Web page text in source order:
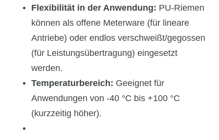
Flexibilität in der Anwendung: PU-Riemen
können als offene Meterware (für lineare
Antriebe) oder endlos verschweißt/gegossen
(für Leistungsübertragung) eingesetzt
werden.
Temperaturbereich: Geeignet für
Anwendungen von -40 °C bis +100 °C
(kurzzeitig höher).